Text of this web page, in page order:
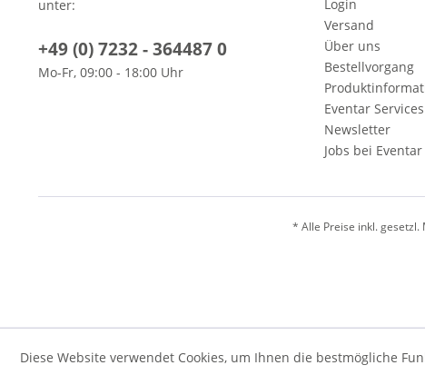
unter:
+49 (0) 7232 - 364487 0
Mo-Fr, 09:00 - 18:00 Uhr
Login
Versand
Über uns
Bestellvorgang
Eventar Services
Newsletter
Jobs bei Eventar
* Alle Preise inkl.
Diese Website verwendet Cookies, um Ihnen die bestmögliche